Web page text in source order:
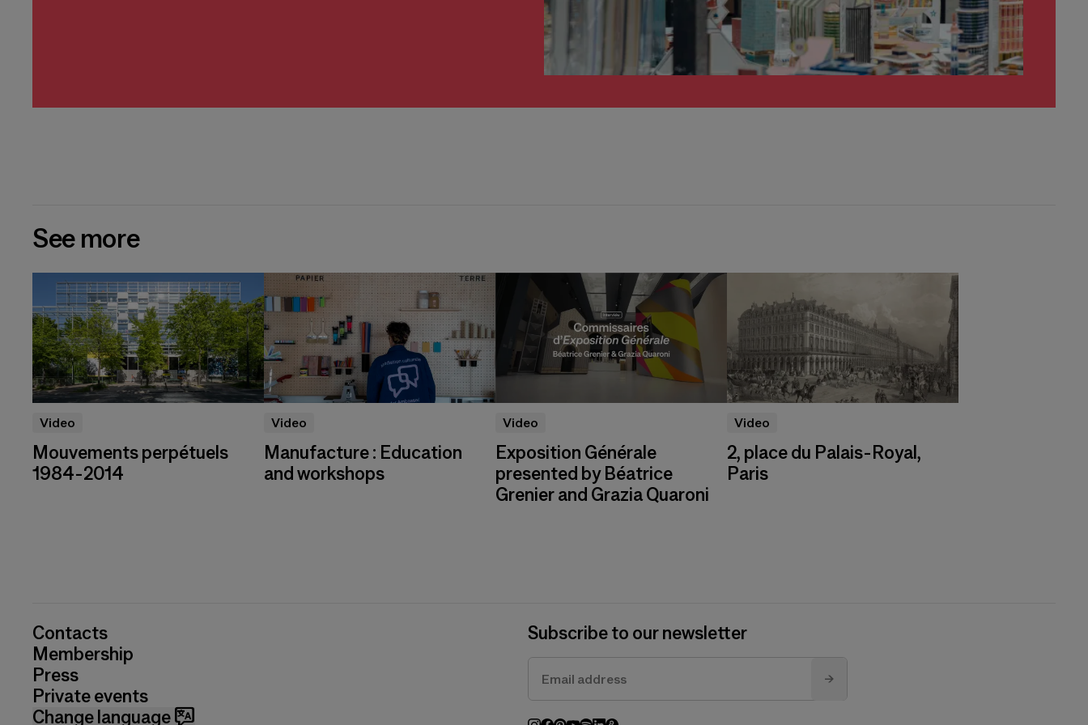
See more
Video
Mouvements perpétuels
1984-2014
Video
Manufacture : Education
and workshops
Video
Exposition Générale
presented by Béatrice
Grenier and Grazia Quaroni
Video
2, place du Palais-Royal,
Paris
Contacts
Membership
Press
Private events
Change language 
Subscribe to our newsletter
→
You can unsubscribe at any time using the unsubscribe link. For more